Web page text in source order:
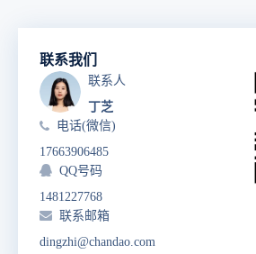
联系我们
联系人
丁芝
电话(微信)
17663906485
QQ号码
1481227768
联系邮箱
dingzhi@chandao.com